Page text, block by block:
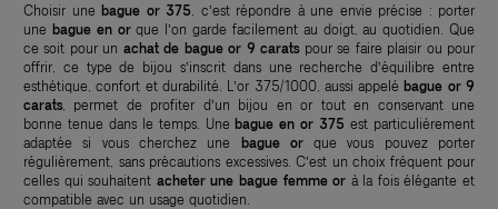
Choisir une bague or 375 , c’est répondre à une envie précise : porter
une bague en orque l’on garde facilement au doigt, au quotidien. Que
ce soit pour un achat de bague or 9 caratspour se faire plaisir ou pour
offrir, ce type de bijou s’inscrit dans une recherche d’équilibre entre
esthétique, confort et durabilité. L’or 375/1000, aussi appelébague or 9
carats, permet de profiter d’un bijou en or tout en conservant une
bonne tenue dans le temps. Unebague en or 375 est particulièrement
adaptée si vous cherchez une bague orque vous pouvez porter
régulièrement, sans précautions excessives. C’est un choix fréquent pour
celles qui souhaitent acheter une bague femme or à la fois élégante et
compatible avec un usage quotidien.